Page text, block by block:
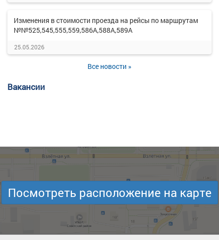
Изменения в стоимости проезда на рейсы по маршрутам
№№525,545,555,559,586А,588А,589А
25.05.2026
Все новости »
Вакансии
Посмотреть расположение на карте